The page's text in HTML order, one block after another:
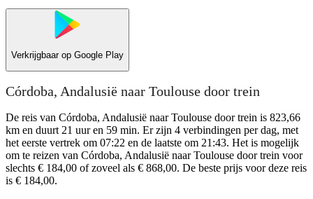
Verkrijgbaar op Google Play
Córdoba, Andalusië naar Toulouse door trein
De reis van Córdoba, Andalusië naar Toulouse door trein is 823,66
km en duurt 21 uur en 59 min. Er zijn 4 verbindingen per dag, met
het eerste vertrek om 07:22 en de laatste om 21:43. Het is mogelijk
om te reizen van Córdoba, Andalusië naar Toulouse door trein voor
slechts € 184,00 of zoveel als € 868,00. De beste prijs voor deze reis
is € 184,00.